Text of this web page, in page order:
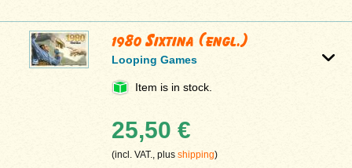
1980 Sixtina (engl.)
Looping Games
Item is in stock.
25,50 €
(incl. VAT., plusshipping)